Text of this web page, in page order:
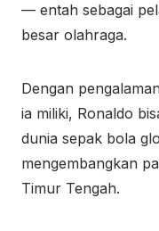
— entah sebagai
besar olahraga.
Dengan
ia miliki, Ronaldo
dunia sepak bola
mengembangkan
Timur Tengah.